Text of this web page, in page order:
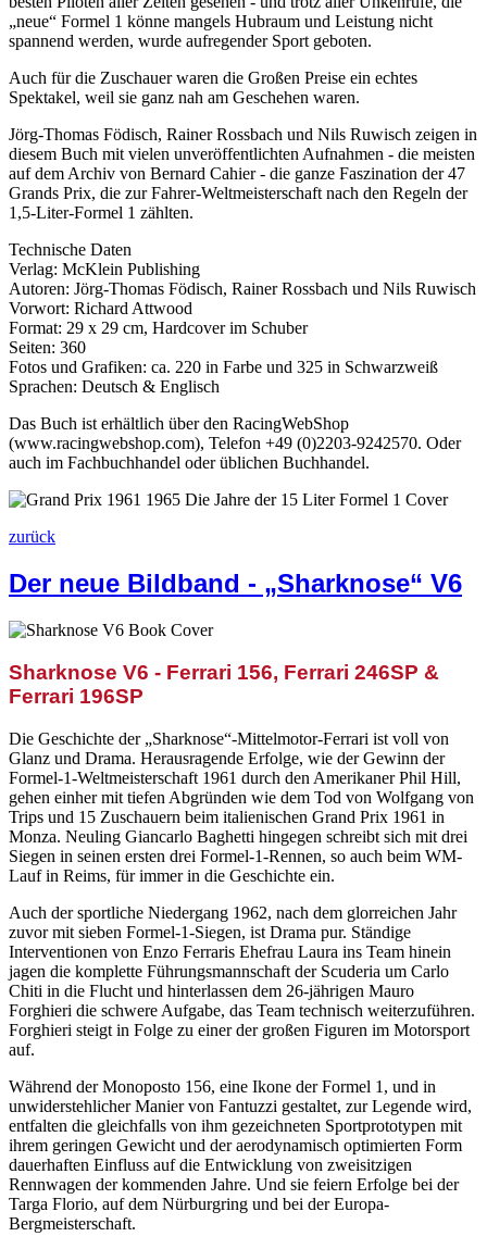
„neue“ Formel 1 könne mangels Hubraum und Leistung nicht
spannend werden, wurde aufregender Sport geboten.
Auch für die Zuschauer waren die Großen Preise ein echtes
Spektakel, weil sie ganz nah am Geschehen waren.
Jörg-Thomas Födisch, Rainer Rossbach und Nils Ruwisch zeigen in
diesem Buch mit vielen unveröffentlichten Aufnahmen - die meisten
auf dem Archiv von Bernard Cahier - die ganze Faszination der 47
Grands Prix, die zur Fahrer-Weltmeisterschaft nach den Regeln der
1,5-Liter-Formel 1 zählten.
Technische Daten
Verlag: McKlein Publishing
Autoren: Jörg-Thomas Födisch, Rainer Rossbach und Nils Ruwisch
Vorwort: Richard Attwood
Format: 29 x 29 cm, Hardcover im Schuber
Seiten: 360
Fotos und Grafiken: ca. 220 in Farbe und 325 in Schwarzweiß
Sprachen: Deutsch & Englisch
Das Buch ist erhältlich über den RacingWebShop
(www.racingwebshop.com), Telefon +49 (0)2203-9242570. Oder
auch im Fachbuchhandel oder üblichen Buchhandel.
zurück
Der neue Bildband - „Sharknose“ V6
Sharknose V6 - Ferrari 156, Ferrari 246SP &
Ferrari 196SP
Die Geschichte der „Sharknose“-Mittelmotor-Ferrari ist voll von
Glanz und Drama. Herausragende Erfolge, wie der Gewinn der
Formel-1-Weltmeisterschaft 1961 durch den Amerikaner Phil Hill,
gehen einher mit tiefen Abgründen wie dem Tod von Wolfgang von
Trips und 15 Zuschauern beim italienischen Grand Prix 1961 in
Monza. Neuling Giancarlo Baghetti hingegen schreibt sich mit drei
Siegen in seinen ersten drei Formel-1-Rennen, so auch beim WM-
Lauf in Reims, für immer in die Geschichte ein.
Auch der sportliche Niedergang 1962, nach dem glorreichen Jahr
zuvor mit sieben Formel-1-Siegen, ist Drama pur. Ständige
Interventionen von Enzo Ferraris Ehefrau Laura ins Team hinein
jagen die komplette Führungsmannschaft der Scuderia um Carlo
Chiti in die Flucht und hinterlassen dem 26-jährigen Mauro
Forghieri die schwere Aufgabe, das Team technisch weiterzuführen.
Forghieri steigt in Folge zu einer der großen Figuren im Motorsport
auf.
Während der Monoposto 156, eine Ikone der Formel 1, und in
unwiderstehlicher Manier von Fantuzzi gestaltet, zur Legende wird,
entfalten die gleichfalls von ihm gezeichneten Sportprototypen mit
ihrem geringen Gewicht und der aerodynamisch optimierten Form
dauerhaften Einfluss auf die Entwicklung von zweisitzigen
Rennwagen der kommenden Jahre. Und sie feiern Erfolge bei der
Targa Florio, auf dem Nürburgring und bei der Europa-
Bergmeisterschaft.